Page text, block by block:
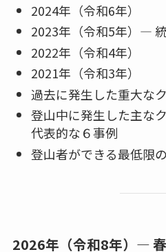
2024年（令和6年）
2023年（令和5年）―
2022年（令和4年）
2021年（令和3年）
過去に発生した重大な
登山中に発生した主な
代表的な６事例
登山者ができる最低限
2026年（令和8年）―